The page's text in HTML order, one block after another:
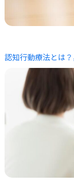
認知行動療法とは